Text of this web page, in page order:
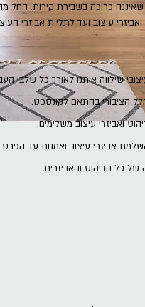
כרוכה בשבירת קירות. החל
ואביזרי עיצוב ועד לתליית אביזרי
שילווה אותנו לאורך כל שלבי
הציבורי בהתאם לקונספט.
ואביזרי עיצוב משלימים.
אביזרי עיצוב ואמנות עד הפרט
של כל הריהוט והאביזרים.